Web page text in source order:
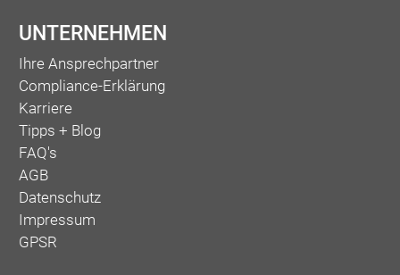
UNTERNEHMEN
Ihre Ansprechpartner
Compliance-Erklärung
Karriere
Tipps + Blog
FAQ's
AGB
Datenschutz
Impressum
GPSR